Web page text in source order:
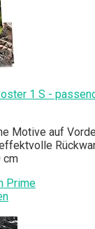
1 S -
Motive auf
cm